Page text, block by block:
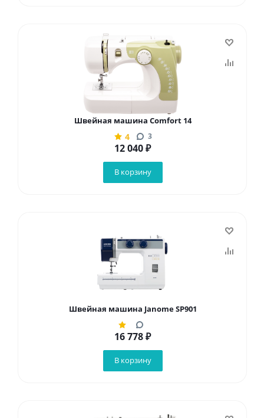
Швейная машина Comfort 14
4 3
12 040₽
В корзину
Швейная машина Janome SP901
16 778₽
В корзину